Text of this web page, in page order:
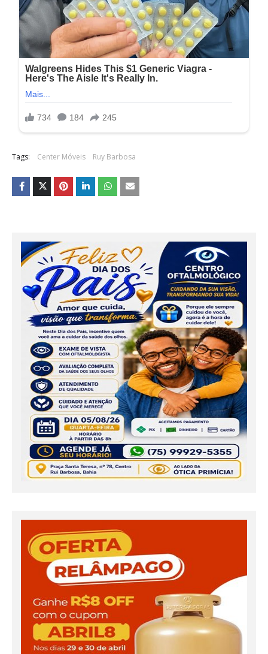
Tags: Center Móveis Ruy Barbosa